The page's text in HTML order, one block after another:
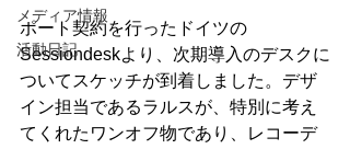
メディア情報
活動日記
ポート契約を行ったドイツの
Sessiondeskより、次期導入のデスクに
ついてスケッチが到着しました。デザ
イン担当であるラルスが、特別に考え
てくれたワンオフ物であり、レコーデ